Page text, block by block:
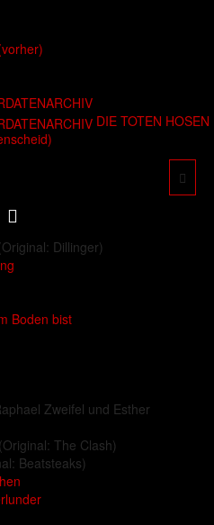
DIE TOTEN HOSEN
Dillinger)
Boden bist
Zweifel und Esther
(Original: The Clash)
Beatsteaks)